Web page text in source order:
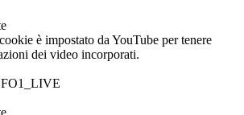
è impostato da YouTube per tenere
dei video incorporati.